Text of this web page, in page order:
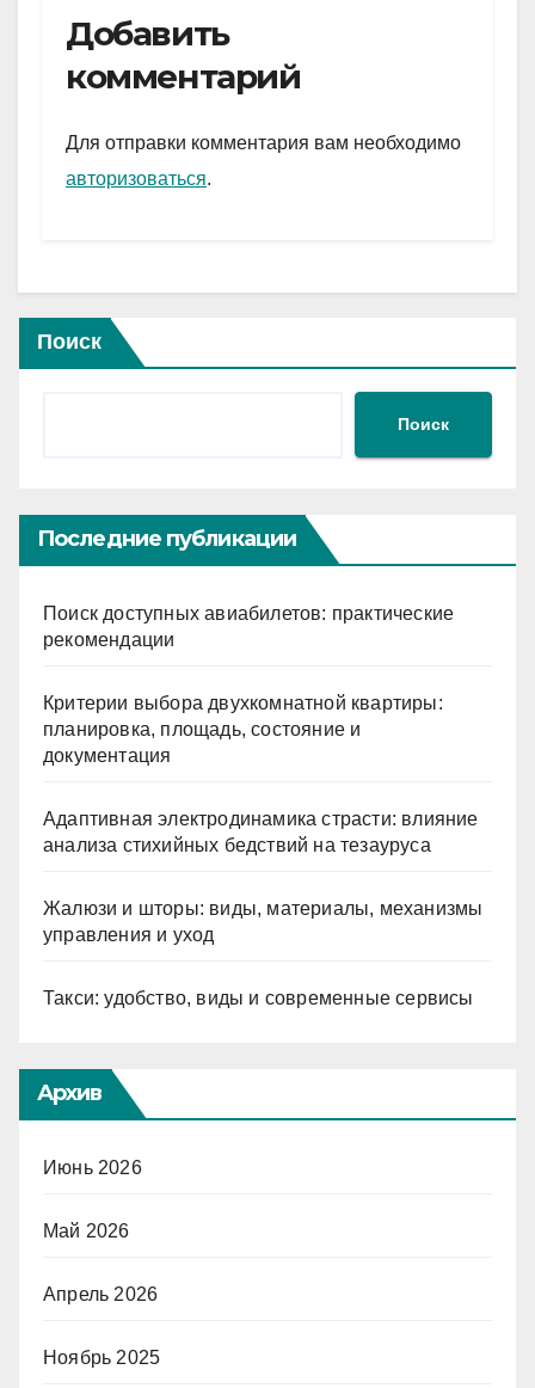
e
gr
a
m
er
s
A
p
и
Добавить
комментарий
Для отправки комментария вам необходимо
авторизоваться.
Поиск
Поиск
Последние публикации
Поиск доступных авиабилетов: практические
рекомендации
Критерии выбора двухкомнатной квартиры:
планировка, площадь, состояние и
документация
Адаптивная электродинамика страсти: влияние
анализа стихийных бедствий на тезауруса
Жалюзи и шторы: виды, материалы, механизмы
управления и уход
Такси: удобство, виды и современные сервисы
Архив
Июнь 2026
Май 2026
Апрель 2026
Ноябрь 2025